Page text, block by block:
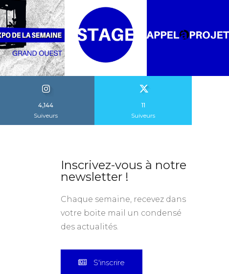
4,144
Suiveurs
11
Suiveurs
Inscrivez-vous à notre
newsletter !
Chaque semaine, recevez dans
votre boite mail un condensé
des actualités.
S'inscrire